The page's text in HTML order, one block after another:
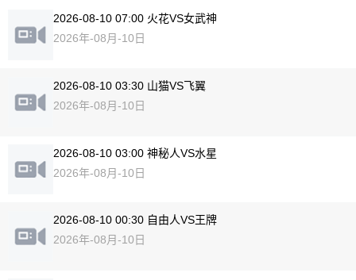
2026-08-10 07:00 火花VS女武神
2026年-08月-10日
2026-08-10 03:30 山猫VS飞翼
2026年-08月-10日
2026-08-10 03:00 神秘人VS水星
2026年-08月-10日
2026-08-10 00:30 自由人VS王牌
2026年-08月-10日